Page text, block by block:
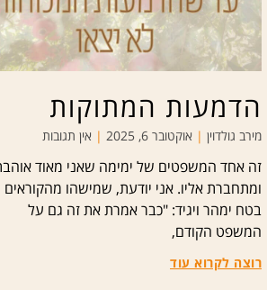
הדמעות המתוקות
מירב גולדוין אוקטובר 6, 2025 אין תגובות
זה אחד המשפטים של ימימה שאני מאוד
ומתחברת אליו. אני יודעת, שמישהו מהקוראים
בטח ימהר ויגיד: "כבר אמרת את זה גם על
המשפט הקודם,
רוצה לקרוא עוד